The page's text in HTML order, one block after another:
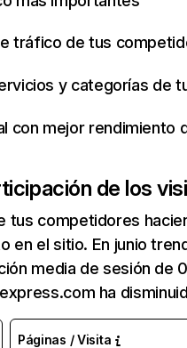
tráfico de tus
y categorías de
con mejor rendimiento
de los
tus competidores
en el sitio. En junio
media de sesión de
ha
Páginas / Visita